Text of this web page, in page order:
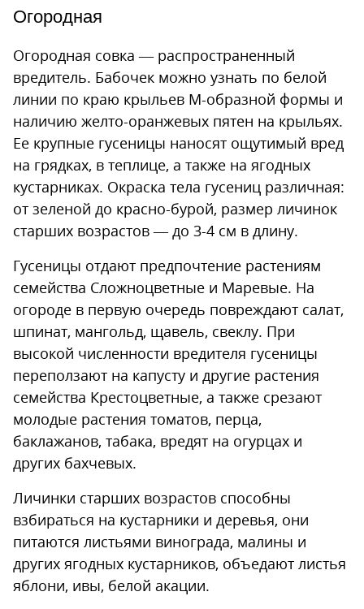
Огородная
Огородная совка — распространенный
вредитель. Бабочек можно узнать по белой
линии по краю крыльев М-образной формы и
наличию желто-оранжевых пятен на крыльях.
Ее крупные гусеницы наносят ощутимый вред
на грядках, в теплице, а также на ягодных
кустарниках. Окраска тела гусениц различная:
от зеленой до красно-бурой, размер личинок
старших возрастов — до 3-4 см в длину.
Гусеницы отдают предпочтение растениям
семейства Сложноцветные и Маревые. На
огороде в первую очередь повреждают салат,
шпинат, мангольд, щавель, свеклу. При
высокой численности вредителя гусеницы
переползают на капусту и другие растения
семейства Крестоцветные, а также срезают
молодые растения томатов, перца,
баклажанов, табака, вредят на огурцах и
других бахчевых.
Личинки старших возрастов способны
взбираться на кустарники и деревья, они
питаются листьями винограда, малины и
других ягодных кустарников, объедают листья
яблони, ивы, белой акации.